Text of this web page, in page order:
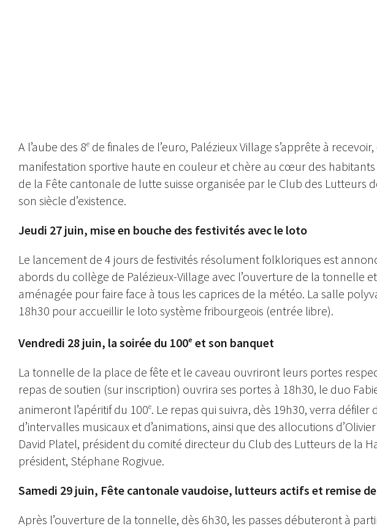
A l’aube des 8e de finales de l’euro, Palézieux Village s’apprête à
manifestation sportive haute en couleur et chère au cœur des habitants
de la Fête cantonale de lutte suisse organisée par le Club des Lutteurs
son siècle d’existence.
Jeudi 27 juin, mise en bouche des festivités avec le loto
Le lancement de 4 jours de festivités résolument folkloriques est
abords du collège de Palézieux-Village avec l’ouverture de la tonnelle
aménagée pour faire face à tous les caprices de la météo. La salle
18h30 pour accueillir le loto système fribourgeois (entrée libre).
Vendredi 28 juin, la soirée du 100e et son banquet
La tonnelle de la place de fête et le caveau ouvriront leurs portes
repas de soutien (sur inscription) ouvrira ses portes à 18h30, le duo
animeront l’apéritif du 100e. Le repas qui suivra, dès 19h30, verra défiler
d’intervalles musicaux et d’animations, ainsi que des allocutions
David Platel, président du comité directeur du Club des Lutteurs de la
président, Stéphane Rogivue.
Samedi 29 juin, Fête cantonale vaudoise, lutteurs actifs et remise
Après l’ouverture de la tonnelle, dès 6h30, les passes débuteront à